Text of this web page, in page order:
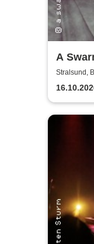
A
Stralsund,